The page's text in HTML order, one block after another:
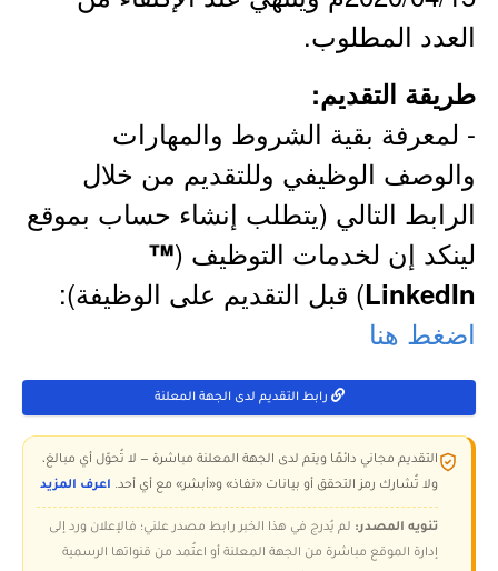
العدد المطلوب.
طريقة التقديم:
- لمعرفة بقية الشروط والمهارات
والوصف الوظيفي وللتقديم من خلال
الرابط التالي (يتطلب إنشاء حساب بموقع
لينكد إن لخدمات التوظيف (™
LinkedIn) قبل التقديم على الوظيفة):
اضغط هنا
رابط التقديم لدى الجهة المعلنة
التقديم مجاني دائمًا ويتم لدى الجهة المعلنة مباشرة — لا تُحوّل أي مبالغ،
ولا تُشارك رمز التحقق أو بيانات «نفاذ» و«أبشر» مع أي أحد. اعرف المزيد
تنويه المصدر: لم يُدرج في هذا الخبر رابط مصدر علني؛ فالإعلان ورد إلى
إدارة الموقع مباشرة من الجهة المعلنة أو اعتُمد من قنواتها الرسمية